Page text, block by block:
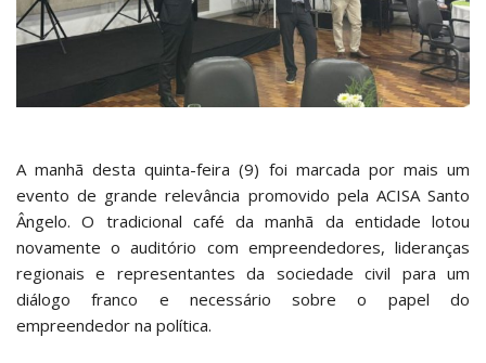
A manhã desta quinta-feira (9) foi marcada por mais um
evento de grande relevância promovido pela ACISA Santo
Ângelo. O tradicional café da manhã da entidade lotou
novamente o auditório com empreendedores, lideranças
regionais e representantes da sociedade civil para um
diálogo franco e necessário sobre o papel do
empreendedor na política.